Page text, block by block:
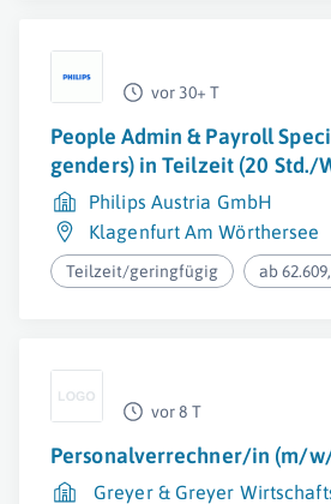
vor 30+ T
People Admin & Payroll
genders) in Teilzeit (20 Std./
Philips Austria GmbH
Klagenfurt Am Wörthersee
Teilzeit/geringfügig ab
vor 8 T
Personalverrechner/in (m/
Greyer & Greyer